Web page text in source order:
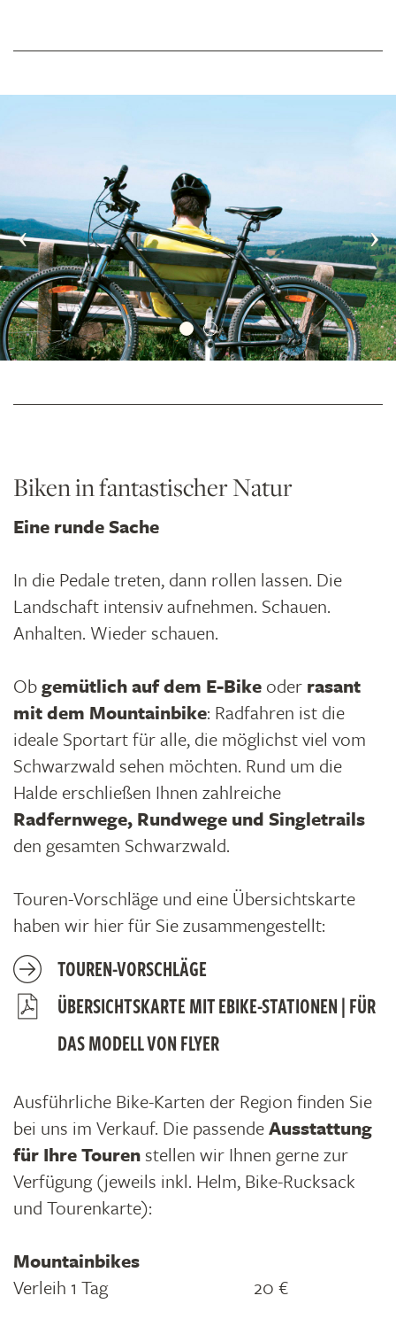
Biken in fantastischer Natur
Eine runde Sache
In die Pedale treten, dann rollen lassen. Die
Landschaft intensiv aufnehmen. Schauen.
Anhalten. Wieder schauen.
Obgemütlich auf dem E-Bike oder rasant
mit dem Mountainbike: Radfahren ist die
ideale Sportart für alle, die möglichst viel vom
Schwarzwald sehen möchten. Rund um die
Halde erschließen Ihnen zahlreiche
Radfernwege, Rundwege und Singletrails
den gesamten Schwarzwald.
Touren-Vorschläge und eine Übersichtskarte
haben wir hier für Sie zusammengestellt:
TOUREN-VORSCHLÄGE
ÜBERSICHTSKARTE MIT EBIKE-STATIONEN | FÜR
DAS MODELL VON FLYER
Ausführliche Bike-Karten der Region finden Sie
bei uns im Verkauf. Die passendeAusstattung
für Ihre Touren stellen wir Ihnen gerne zur
Verfügung (jeweils inkl. Helm, Bike-Rucksack
und Tourenkarte):
Mountainbikes
Verleih 1 Tag 20 €